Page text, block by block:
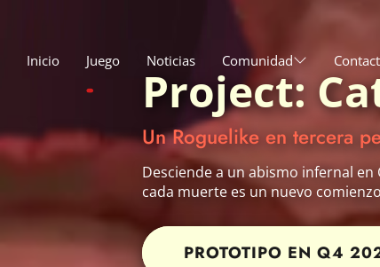
Inicio Juego Noticias Comunidad
Project:
Un Roguelike en tercera
Desciende a un abismo infernal
cada muerte es un nuevo
PROTOTIPO EN Q4